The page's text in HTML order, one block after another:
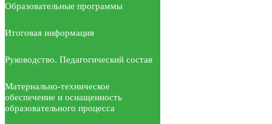
Образовательные программы
Итоговая информация
Руководство. Педагогический состав
Материально-техническое
обеспечение и оснащенность
образовательного процесса